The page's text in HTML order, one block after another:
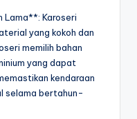
Lama**: Karoseri
yang kokoh dan
memilih bahan
yang dapat
kendaraan
selama bertahun-